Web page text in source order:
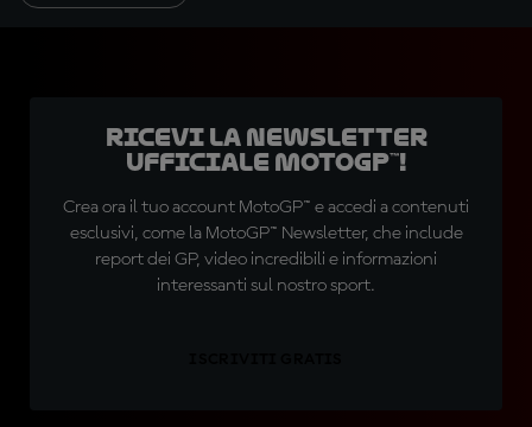
Ricevi la newsletter
ufficiale MotoGP™!
Crea ora il tuo account MotoGP™ e accedi a contenuti
esclusivi, come la MotoGP™ Newsletter, che include
report dei GP, video incredibili e informazioni
interessanti sul nostro sport.